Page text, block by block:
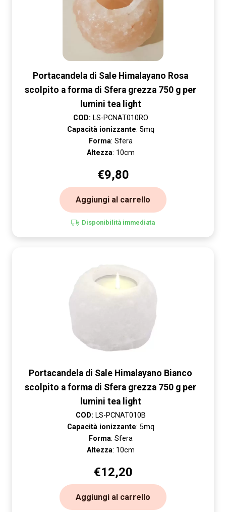
Portacandela di Sale Himalayano Rosa
scolpito a forma di Sfera grezza 750 g per
lumini tea light
COD: LS-PCNAT010RO
Capacità ionizzante: 5mq
Forma: Sfera
Altezza: 10cm
€9,80
Aggiungi al carrello
Disponibilità immediata
Portacandela di Sale Himalayano Bianco
scolpito a forma di Sfera grezza 750 g per
lumini tea light
COD: LS-PCNAT010B
Capacità ionizzante: 5mq
Forma: Sfera
Altezza: 10cm
€12,20
Aggiungi al carrello